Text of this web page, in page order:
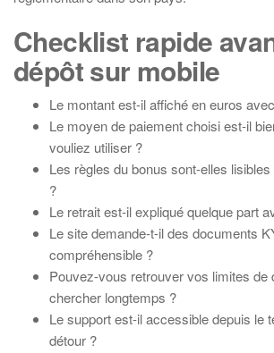
Checklist rapide
dépôt sur mobile
Le montant est-il affiché en euros
Le moyen de paiement choisi est-il
vouliez utiliser ?
Les règles du bonus sont-elles
?
Le retrait est-il expliqué quelque part
Le site demande-t-il des documents
compréhensible ?
Pouvez-vous retrouver vos limites de
chercher longtemps ?
Le support est-il accessible depuis le
détour ?